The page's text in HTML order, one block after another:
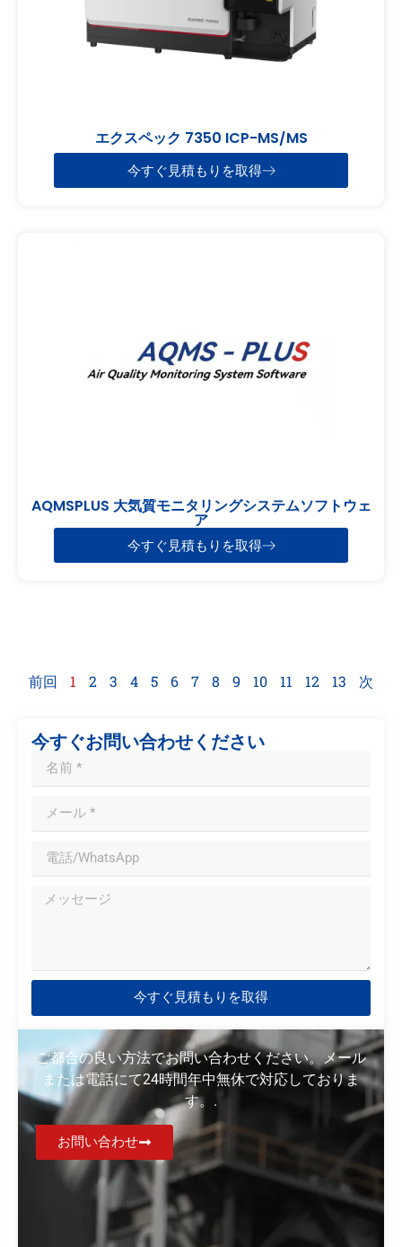
エクスペック 7350 ICP-MS/MS
今すぐ見積もりを取得
AQMSPLUS 大気質モニタリングシステムソフトウェ
ア
今すぐ見積もりを取得
前回 1 2 3 4 5 6 7 8 9 10 11 12 13 次
今すぐお問い合わせください
今すぐ見積もりを取得
ご都合の良い方法でお問い合わせください。メール
または電話にて24時間年中無休で対応しておりま
す。.
お問い合わせ